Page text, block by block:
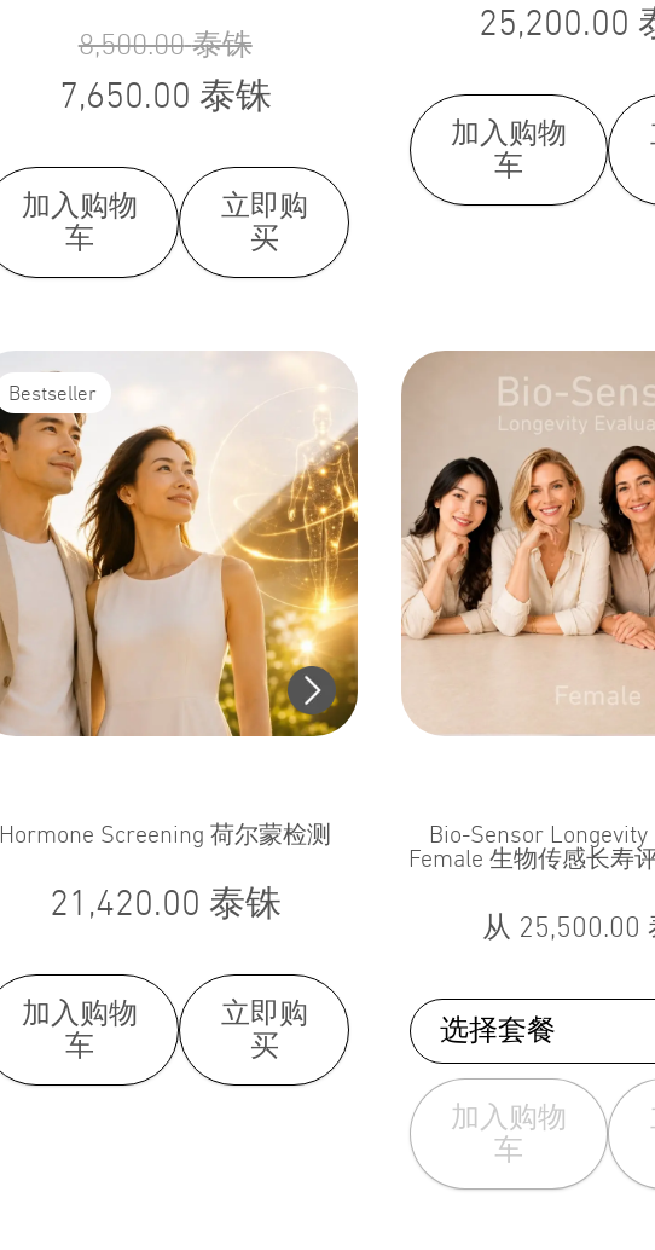
8,500.00 泰铢
7,650.00 泰铢
加入购物
车
立即购
买
25,200.00
加入购物
车
Bestseller
Hormone Screening 荷尔蒙检测
21,420.00 泰铢
加入购物
车
立即购
买
Bio-Sensor Longevity
Female 生物传感长
从 25,500.00
选择套餐
加入购物
车